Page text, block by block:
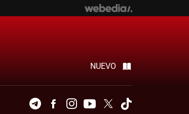
NUEVO
TelegramFacebookInstagramYoutubeTwitter